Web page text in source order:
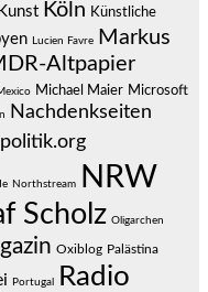
Kunst Köln Künstliche
Lucien Favre
Markus
Altpapier
Michael Maier Microsoft
Nachdenkseiten
Northstream NRW
Scholz Oligarchen
Oxiblog Palästina
Portugal Radio